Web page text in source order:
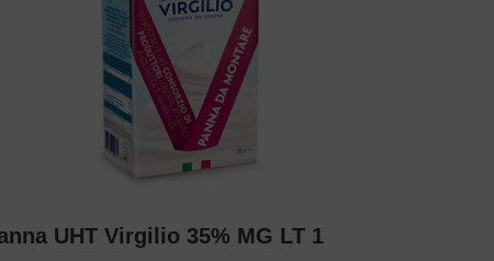
UHT Virgilio 35% MG LT 1